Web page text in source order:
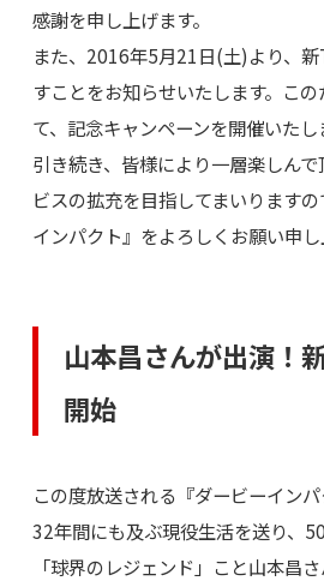
感謝を申し上げます。
また、2016年5月21日(土)より、
すことをお知らせいたします。こ
て、記念キャンペーンを開催いたし
引き続き、皆様により一層楽しん
ビスの拡充を目指してまいります
インパクト』をよろしくお願い申し
山本昌さんが出演！
開始
この度放送される『ダービーインパ
32年間にも及ぶ現役生活を送り、
「球界のレジェンド」こと山本昌